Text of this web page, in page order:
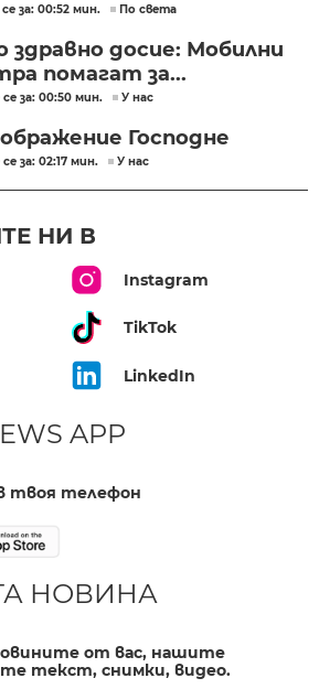
за: 00:52 мин. По света
досие: Мобилни
помагат за...
за: 00:50 мин. У нас
Господне
за: 02:17 мин. У нас
НИ В
Instagram
TikTok
LinkedIn
APP
твоя телефон
НОВИНА
от вас, нашите
текст, снимки, видео.